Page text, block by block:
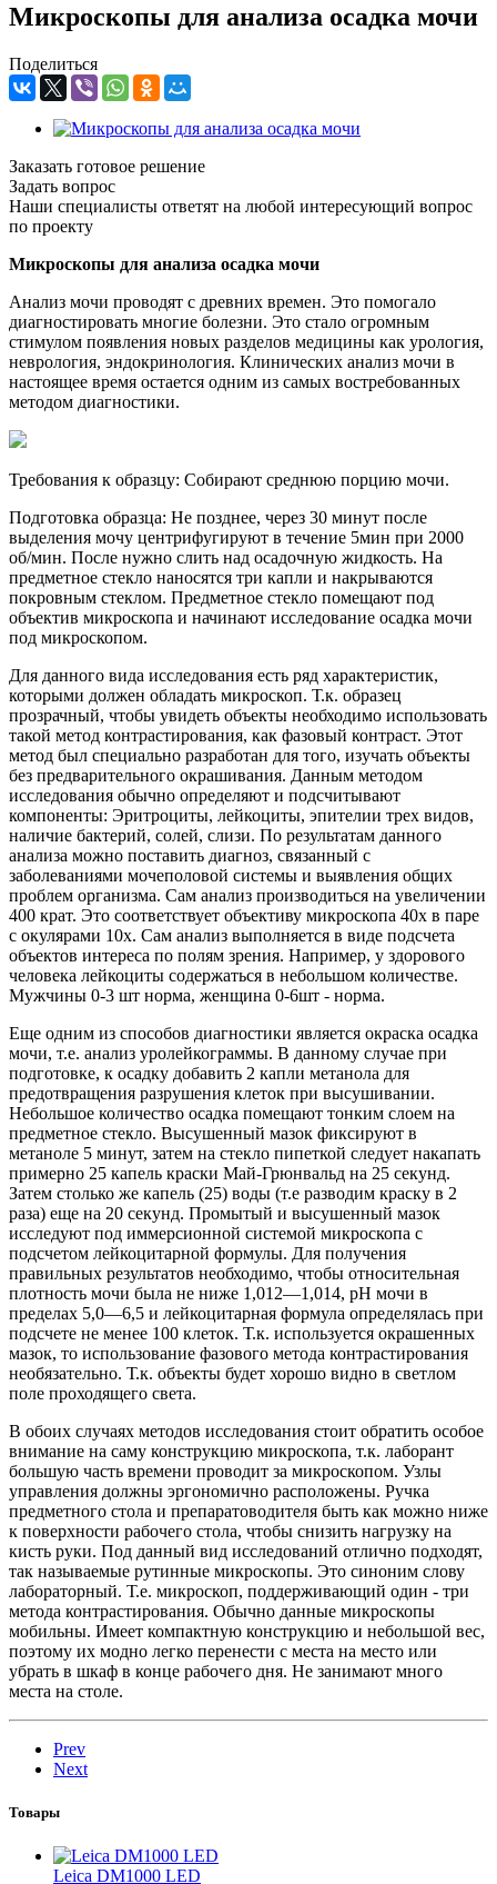
Микроскопы для анализа осадка мочи
Поделиться
Заказать готовое решение
Задать вопрос
Наши специалисты ответят на любой интересующий вопрос
по проекту
Микроскопы для анализа осадка мочи
Анализ мочи проводят с древних времен. Это помогало
диагностировать многие болезни. Это стало огромным
стимулом появления новых разделов медицины как урология,
неврология, эндокринология. Клинических анализ мочи в
настоящее время остается одним из самых востребованных
методом диагностики.
Требования к образцу: Собирают среднюю порцию мочи.
Подготовка образца: Не позднее, через 30 минут после
выделения мочу центрифугируют в течение 5мин при 2000
об/мин. После нужно слить над осадочную жидкость. На
предметное стекло наносятся три капли и накрываются
покровным стеклом. Предметное стекло помещают под
объектив микроскопа и начинают исследование осадка мочи
под микроскопом.
Для данного вида исследования есть ряд характеристик,
которыми должен обладать микроскоп. Т.к. образец
прозрачный, чтобы увидеть объекты необходимо использовать
такой метод контрастирования, как фазовый контраст. Этот
метод был специально разработан для того, изучать объекты
без предварительного окрашивания. Данным методом
исследования обычно определяют и подсчитывают
компоненты: Эритроциты, лейкоциты, эпителии трех видов,
наличие бактерий, солей, слизи. По результатам данного
анализа можно поставить диагноз, связанный с
заболеваниями мочеполовой системы и выявления общих
проблем организма. Сам анализ производиться на увеличении
400 крат. Это соответствует объективу микроскопа 40х в паре
с окулярами 10х. Сам анализ выполняется в виде подсчета
объектов интереса по полям зрения. Например, у здорового
человека лейкоциты содержаться в небольшом количестве.
Мужчины 0-3 шт норма, женщина 0-6шт - норма.
Еще одним из способов диагностики является окраска осадка
мочи, т.е. анализ уролейкограммы. В данному случае при
подготовке, к осадку добавить 2 капли метанола для
предотвращения разрушения клеток при высушивании.
Небольшое количество осадка помещают тонким слоем на
предметное стекло. Высушенный мазок фиксируют в
метаноле 5 минут, затем на стекло пипеткой следует накапать
примерно 25 капель краски Май-Грюнвальд на 25 секунд.
Затем столько же капель (25) воды (т.е разводим краску в 2
раза) еще на 20 секунд. Промытый и высушенный мазок
исследуют под иммерсионной системой микроскопа с
подсчетом лейкоцитарной формулы. Для получения
правильных результатов необходимо, чтобы относительная
плотность мочи была не ниже 1,012—1,014, рН мочи в
пределах 5,0—6,5 и лейкоцитарная формула определялась при
подсчете не менее 100 клеток. Т.к. используется окрашенных
мазок, то использование фазового метода контрастирования
необязательно. Т.к. объекты будет хорошо видно в светлом
поле проходящего света.
В обоих случаях методов исследования стоит обратить особое
внимание на саму конструкцию микроскопа, т.к. лаборант
большую часть времени проводит за микроскопом. Узлы
управления должны эргономично расположены. Ручка
предметного стола и препаратоводителя быть как можно ниже
к поверхности рабочего стола, чтобы снизить нагрузку на
кисть руки. Под данный вид исследований отлично подходят,
так называемые рутинные микроскопы. Это синоним слову
лабораторный. Т.е. микроскоп, поддерживающий один - три
метода контрастирования. Обычно данные микроскопы
мобильны. Имеет компактную конструкцию и небольшой вес,
поэтому их модно легко перенести с места на место или
убрать в шкаф в конце рабочего дня. Не занимают много
места на столе.
Prev
Next
Товары
Leica DM1000 LED